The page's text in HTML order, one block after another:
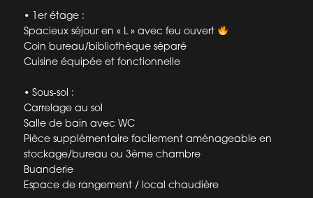
• 1er étage :
Spacieux séjour en « L » avec feu ouvert
Coin bureau/bibliothèque séparé
Cuisine équipée et fonctionnelle
• Sous-sol :
Carrelage au sol
Salle de bain avec WC
Pièce supplémentaire facilement aménageable en
stockage/bureau ou 3ème chambre
Buanderie
Espace de rangement / local chaudière